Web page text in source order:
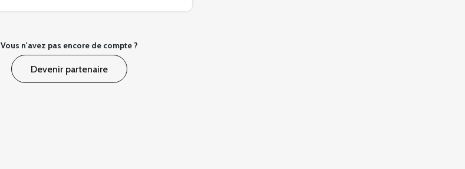
Vous n'avez pas encore de compte ?
Devenir partenaire